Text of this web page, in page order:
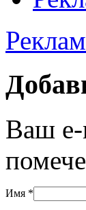
Ваш e-
Имя *